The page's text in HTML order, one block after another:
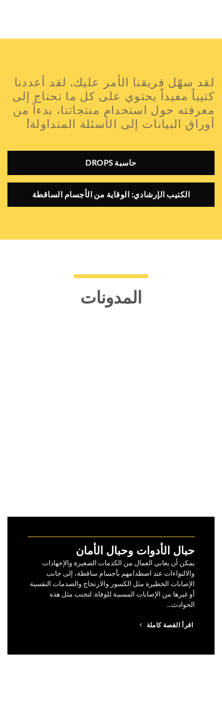
لقد سهّل فريقنا الأمر عليك. لقد أعددنا
كتيباً مفيداً يحتوي على كل ما تحتاج إلى
معرفته حول استخدام منتجاتنا، بدءاً من
أوراق البيانات إلى الأسئلة المتداولة!
حاسبة DROPS
الكتيب الإرشادي: الوقاية من الأجسام الساقطة
المدونات
حبال الأدوات وحبال الأمان
يمكن أن يعاني العمال من الكدمات الصغيرة والإجهادات
والالتواءات عند اصطدامهم بأجسام ساقطة، إلى جانب
الإصابات الخطيرة مثل الكسور والارتجاج والصدمات النفسية
أو غيرها من الإصابات المسببة للوفاة. لتجنب مثل هذه
الحوادث...
اقرأ القصة كاملة